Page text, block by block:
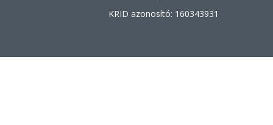
KRID azonosító: 160343931